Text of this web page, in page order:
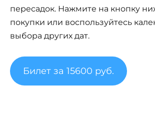
пересадок. Нажмите на кнопку
покупки или воспользуйтесь
выбора других дат.
Билет за 15600 руб.